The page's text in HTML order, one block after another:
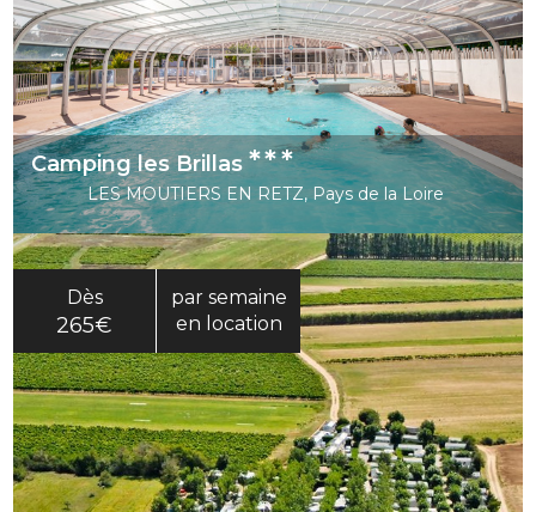
Camping les Brillas***
LES MOUTIERS EN RETZ, Pays de la Loire
Dès
265€
par semaine
en location